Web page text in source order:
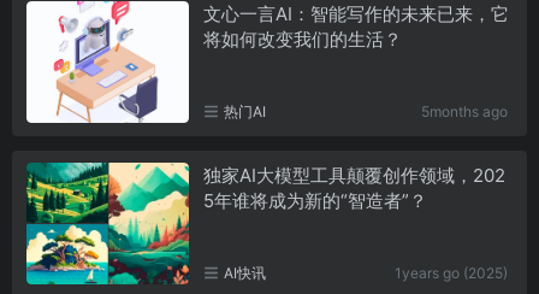
文心一言AI：智能写作的未来已来，它
将如何改变我们的生活？
热门AI 5months ago
独家AI大模型工具颠覆创作领域，202
5年谁将成为新的“智造者”？
AI快讯 1years go (2025)